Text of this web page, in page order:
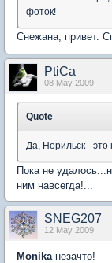
фоток!
Снежана, привет.
PtiCa
08 May 2009
Quote
Да, Норильск - это
Пока не
ним навсегда!...
SNEG207
12 May 2009
Monika незачто!